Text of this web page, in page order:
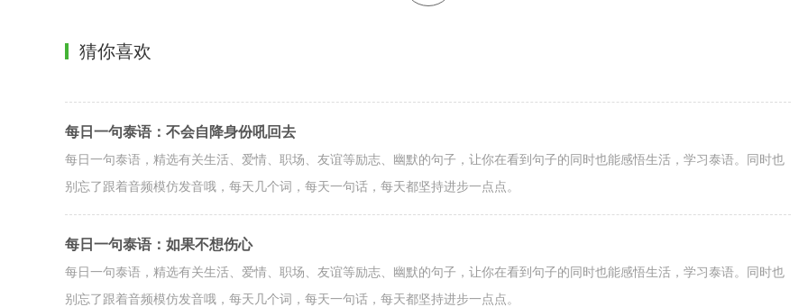
猜你喜欢
每日一句泰语：不会自降身份吼回去
每日一句泰语，精选有关生活、爱情、职场、友谊等励志、幽默的句子，让你在看到句子的同时也能感悟生活，学习泰语。同时也
别忘了跟着音频模仿发音哦，每天几个词，每天一句话，每天都坚持进步一点点。
每日一句泰语：如果不想伤心
每日一句泰语，精选有关生活、爱情、职场、友谊等励志、幽默的句子，让你在看到句子的同时也能感悟生活，学习泰语。同时也
别忘了跟着音频模仿发音哦，每天几个词，每天一句话，每天都坚持进步一点点。